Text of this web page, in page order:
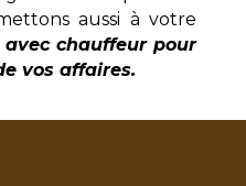
aussi à votre
avec chauffeur pour
vos affaires.